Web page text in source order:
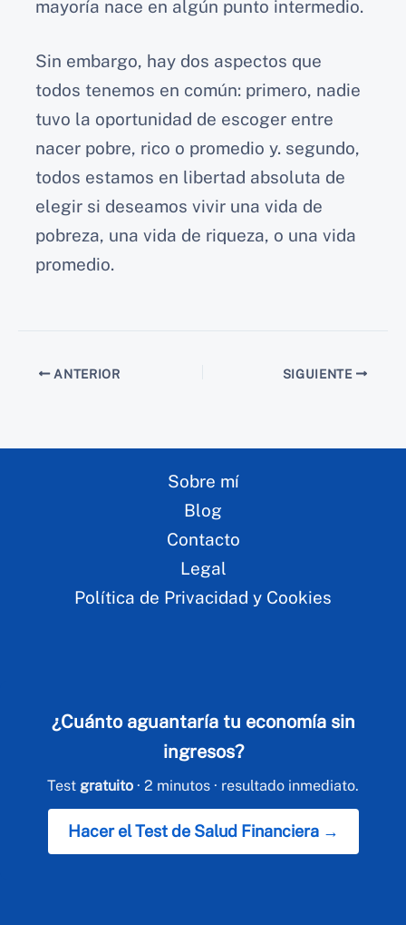
mayoría nace en algún punto intermedio.
Sin embargo, hay dos aspectos que
todos tenemos en común: primero, nadie
tuvo la oportunidad de escoger entre
nacer pobre, rico o promedio y. segundo,
todos estamos en libertad absoluta de
elegir si deseamos vivir una vida de
pobreza, una vida de riqueza, o una vida
promedio.
ANTERIOR SIGUIENTE
Sobre mí
Blog
Contacto
Legal
Política de Privacidad y Cookies
¿Cuánto aguantaría tu economía sin
ingresos?
Test gratuito · 2 minutos · resultado inmediato.
Hacer el Test de Salud Financiera →